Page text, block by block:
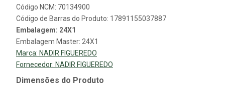
Código NCM: 70134900
Código de Barras do Produto: 17891155037887
Embalagem: 24X1
Embalagem Master: 24X1
Marca: NADIR FIGUEREDO
Fornecedor: NADIR FIGUEREDO
Dimensões do Produto